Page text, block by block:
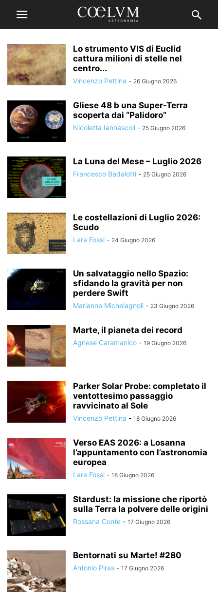
Lo strumento VIS di Euclid
cattura milioni di stelle nel
centro...
Vincenzo Pettina - 26 Giugno 2026
Gliese 48 b una Super-Terra
scoperta dai “Palidoro”
Nicoletta Iannascoli - 25 Giugno 2026
La Luna del Mese – Luglio 2026
Francesco Badalotti - 25 Giugno 2026
Le costellazioni di Luglio 2026:
Scudo
Lara Fossi - 24 Giugno 2026
Un salvataggio nello Spazio:
sfidando la gravità per non
perdere Swift
Marianna Michelagnoli - 23 Giugno 2026
Marte, il pianeta dei record
Agnese Caramanico - 19 Giugno 2026
Parker Solar Probe: completato il
ventottesimo passaggio
ravvicinato al Sole
Vincenzo Pettina - 18 Giugno 2026
Verso EAS 2026: a Losanna
l’appuntamento con l’astronomia
europea
Lara Fossi - 18 Giugno 2026
Stardust: la missione che riportò
sulla Terra la polvere delle origini
Rossana Conte - 17 Giugno 2026
Bentornati su Marte! #280
Antonio Piras - 17 Giugno 2026